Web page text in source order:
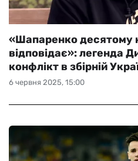
6 червня 2025, 15:00
«Шапаренко десятому
відповідає»: легенда
конфлікт в збірній